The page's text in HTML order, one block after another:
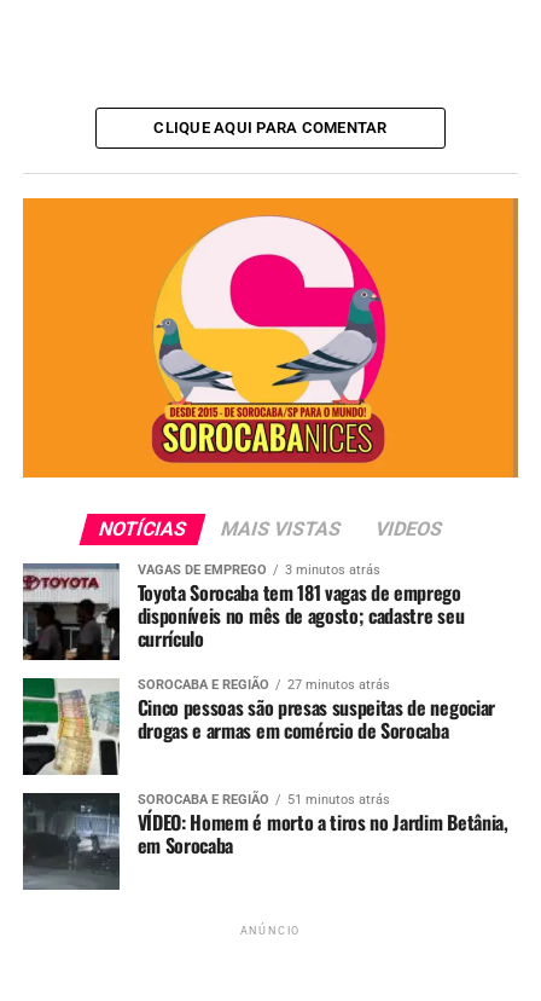
O aeroporto está localizado na Avenida Santos Dumont,
1.285, Jardim Ana Maria, Zona Norte de Sorocaba.
Redação
See Full Bio
TÓPICOS RELACIONADOS AEROPORTO DE SOROCABA
INTERNACIONAL
UP NEXT
Caso de gripe aviária é confirmado em ave ornamental em
condomínio de Sorocaba
NÃO PERCA
Mulher é agredida com tesoura e corre risco de perder a
visão após briga em bar de Sorocaba
CLIQUE AQUI PARA COMENTAR
NOTÍCIAS MAIS VISTAS VIDEOS
VAGAS DE EMPREGO 3 minutos atrás
Toyota Sorocaba tem 181 vagas de emprego
disponíveis no mês de agosto; cadastre seu
currículo
SOROCABA E REGIÃO 27 minutos atrás
Cinco pessoas são presas suspeitas de negociar
drogas e armas em comércio de Sorocaba
SOROCABA E REGIÃO 51 minutos atrás
VÍDEO: Homem é morto a tiros no Jardim Betânia,
em Sorocaba
ANÚNCIO